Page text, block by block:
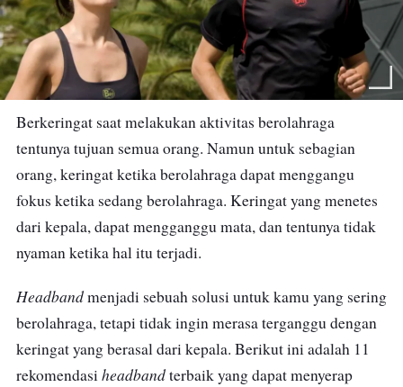
Berkeringat saat melakukan aktivitas berolahraga
tentunya tujuan semua orang. Namun untuk sebagian
orang, keringat ketika berolahraga dapat menggangu
fokus ketika sedang berolahraga. Keringat yang menetes
dari kepala, dapat mengganggu mata, dan tentunya tidak
nyaman ketika hal itu terjadi.
Headbandmenjadi sebuah solusi untuk kamu yang sering
berolahraga, tetapi tidak ingin merasa terganggu dengan
keringat yang berasal dari kepala. Berikut ini adalah 11
rekomendasiheadbandterbaik yang dapat menyerap